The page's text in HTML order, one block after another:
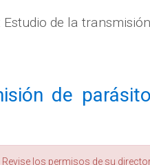
Estudio de la
de
los permisos de su